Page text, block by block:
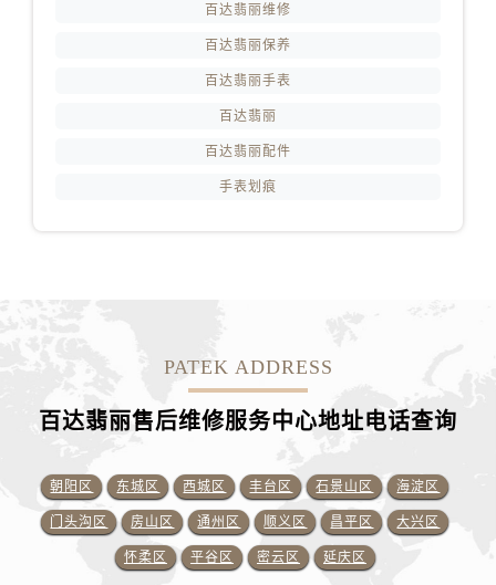
百达翡丽维修
百达翡丽保养
百达翡丽手表
百达翡丽
百达翡丽配件
手表划痕
PATEK ADDRESS
百达翡丽售后维修服务中心地址电话查询
朝阳区 东城区 西城区 丰台区 石景山区 海淀区
门头沟区 房山区 通州区 顺义区 昌平区 大兴区
怀柔区 平谷区 密云区 延庆区